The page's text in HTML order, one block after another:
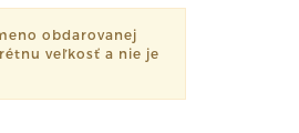
obdarovanej
veľkosť a nie je